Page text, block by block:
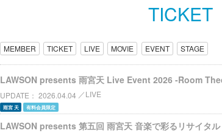
TICKET
MEMBER TICKET LIVE MOVIE EVENT STAGE
LAWSON presents 雨宮天 Live Event 2026 -Room
UPDATE 2026.04.04 LIVE
雨宮 天 有料会員限定
LAWSON presents 第五回 雨宮天 音楽で彩るリサイタ